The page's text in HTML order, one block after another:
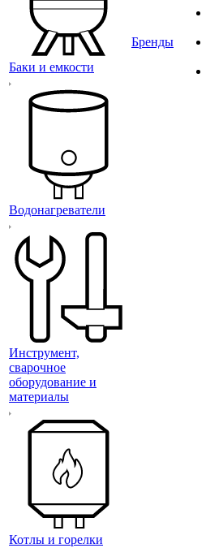
Баки и емкости
Водонагреватели
Инструмент,
сварочное
оборудование и
материалы
Котлы и горелки
Бренды